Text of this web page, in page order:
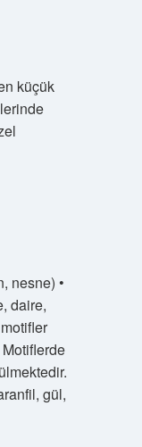
küçük
nesne) •
daire,
Motiflerde
gül,